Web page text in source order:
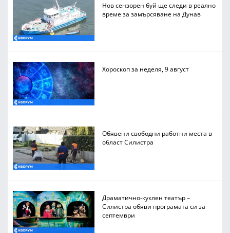
Нов сензорен буй ще следи в реално
време за замърсяване на Дунав
Хороскоп за неделя, 9 август
Обявени свободни работни места в
област Силистра
Драматично-куклен театър –
Силистра обяви програмата си за
септември